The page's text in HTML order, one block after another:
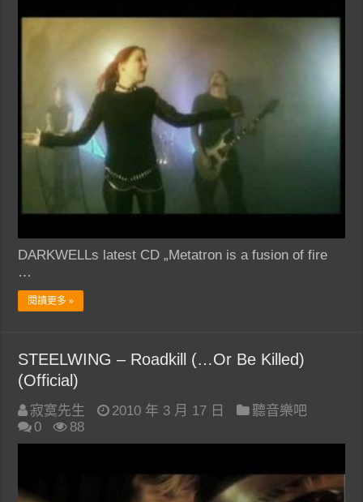
DARKWELLs latest CD „Metatron is a fusion of fire
…
閱讀更多 »
STEELWING – Roadkill (…Or Be Killed)
(Official)
寂寞先生 2010 年 3 月 17 日
聽音樂吧
0
88